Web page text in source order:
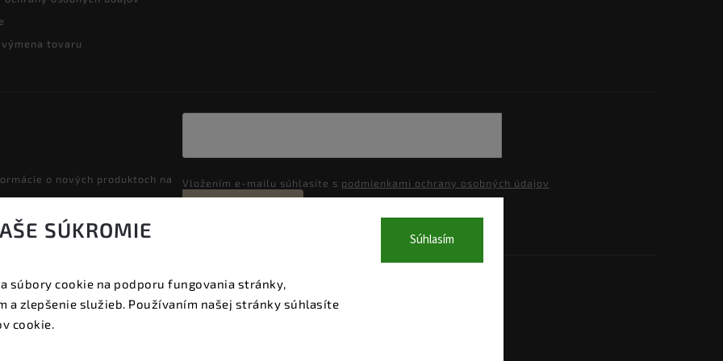
SÚKROMIE
súbory cookie na podporu fungovania stránky,
a zlepšenie služieb. Používaním našej stránky súhlasíte
cookie.
Súhlasím
tovaru
o nových produktoch na
Vložením e-mailu súhlasíte s podmienkami ochrany osobných údajov
Copyright 2026 Vyzeraj dobre. Všetky práva vyhradené.
Upraviť nastavenie cookies